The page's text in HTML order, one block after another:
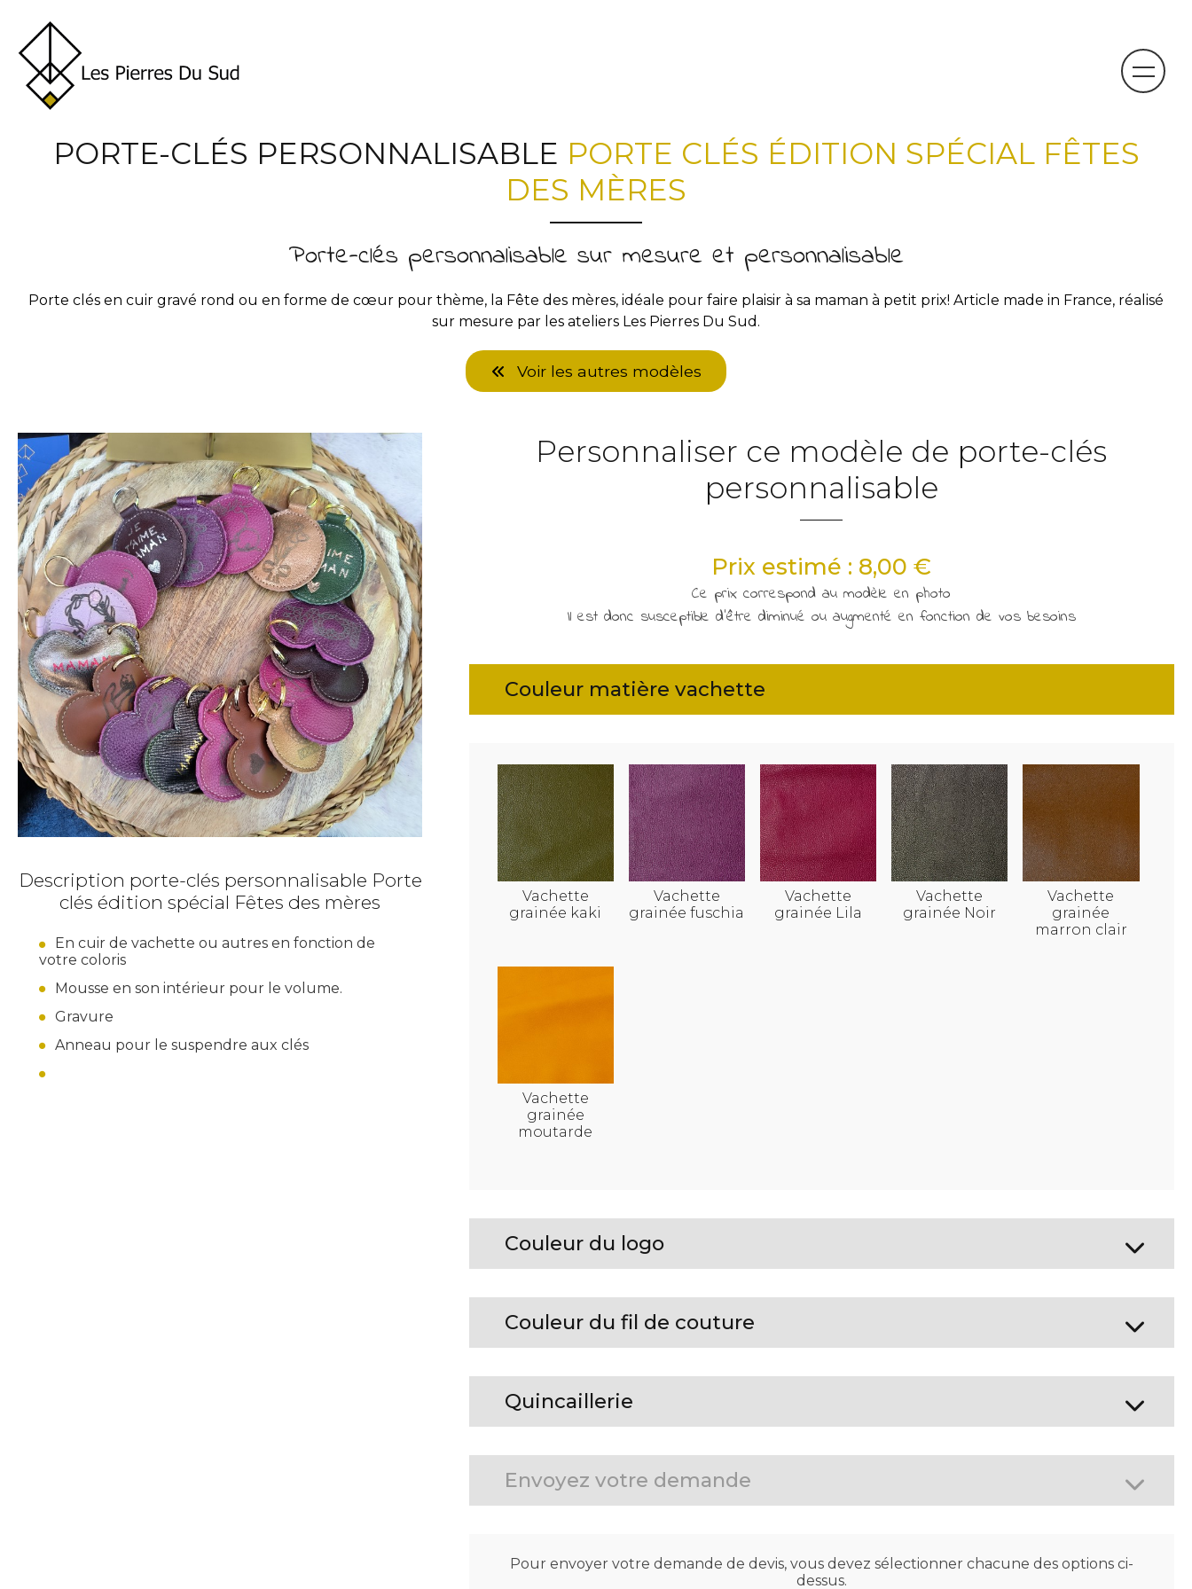
PORTE-CLÉS PERSONNALISABLE PORTE CLÉS ÉDITION SPÉCIAL FÊTES
DES MÈRES
Porte-clés personnalisable sur mesure et personnalisable
Porte clés en cuir gravé rond ou en forme de cœur pour thème, la Fête des mères, idéale pour faire plaisir à sa maman à petit prix! Article made in France, réalisé
sur mesure par les ateliers Les Pierres Du Sud.
Voir les autres modèles
Description porte-clés personnalisable Porte
clés édition spécial Fêtes des mères
En cuir de vachette ou autres en fonction de
votre coloris
Mousse en son intérieur pour le volume.
Gravure
Anneau pour le suspendre aux clés
Personnaliser ce modèle de porte-clés
personnalisable
Prix estimé : 8,00 €
Ce prix correspond au modèle en photo
Il est donc susceptible d'être diminué ou augmenté en fonction de vos besoins
Couleur matière vachette
Vachette
grainée kaki
Vachette
grainée fuschia
Vachette
grainée Lila
Vachette
grainée Noir
Vachette
grainée
marron clair
Vachette
grainée
moutarde
Couleur du logo
Couleur du fil de couture
Quincaillerie
Envoyez votre demande
Pour envoyer votre demande de devis, vous devez sélectionner chacune des options ci-
dessus.